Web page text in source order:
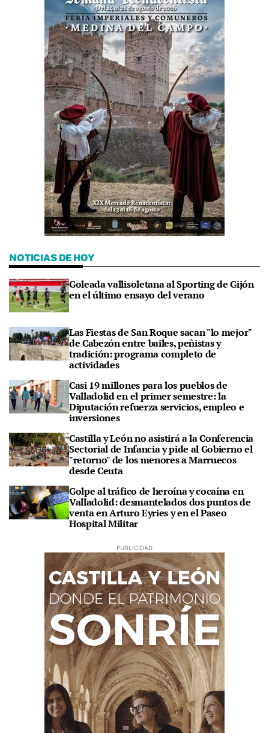
NOTICIAS DE HOY
Goleada vallisoletana al Sporting de Gijón
en el último ensayo del verano
Las Fiestas de San Roque sacan "lo mejor"
de Cabezón entre bailes, peñistas y
tradición: programa completo de
actividades
Casi 19 millones para los pueblos de
Valladolid en el primer semestre: la
Diputación refuerza servicios, empleo e
inversiones
Castilla y León no asistirá a la Conferencia
Sectorial de Infancia y pide al Gobierno el
"retorno" de los menores a Marruecos
desde Ceuta
Golpe al tráfico de heroína y cocaína en
Valladolid: desmantelados dos puntos de
venta en Arturo Eyries y en el Paseo
Hospital Militar